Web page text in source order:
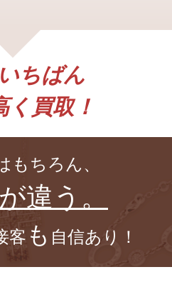
ちばん
く買取！
もちろん、
違う。
客 も 自信あり！